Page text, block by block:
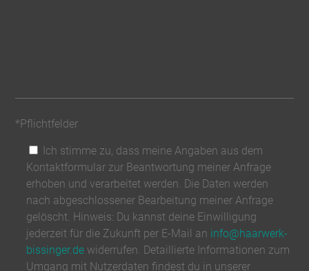
*Pflichtfelder
Ich stimme zu, dass meine Angaben aus dem
Kontaktformular zur Beantwortung meiner Anfrage
erhoben und verarbeitet werden. Die Daten werden
nach abgeschlossener Bearbeitung meiner Anfrage
gelöscht. Hinweis: Du kannst deine Einwilligung
jederzeit für die Zukunft per E-Mail an info@haarwerk-
bissinger.de widerrufen. Detaillierte Informationen zum
Umgang mit Nutzerdaten findest du in unserer